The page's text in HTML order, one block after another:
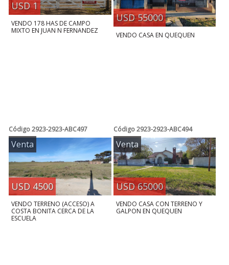
USD 1
VENDO 178 HAS DE CAMPO
MIXTO EN JUAN N FERNANDEZ
USD 55000
VENDO CASA EN QUEQUEN
Código2923-2923-ABC497
Venta
USD 4500
VENDO TERRENO (ACCESO) A
COSTA BONITA CERCA DE LA
ESCUELA
Código2923-2923-ABC494
Venta
USD 65000
VENDO CASA CON TERRENO Y
GALPON EN QUEQUEN